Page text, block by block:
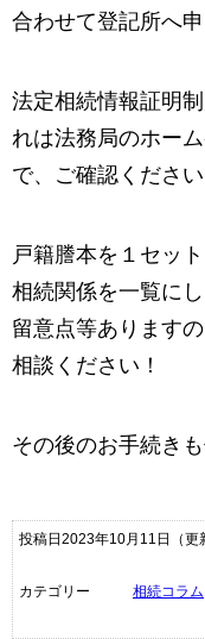
合わせて登記所へ申
法定相続情報証明
れは法務局のホー
で、ご確認ください
戸籍謄本を１セッ
相続関係を一覧に
留意点等ありますの
相談ください！
その後のお手続き
投稿日2023年10月11日 （
カテゴリー 相続コラム